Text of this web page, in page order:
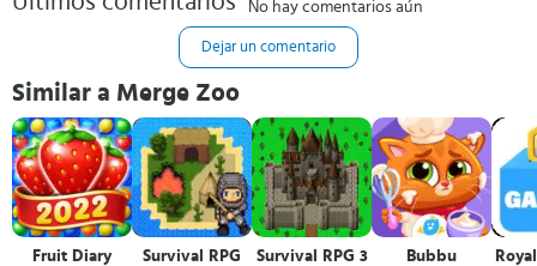
No hay comentarios aún
Dejar un comentario
Similar a Merge Zoo
Fruit Diary Survival RPG Survival RPG 3
Bubbu